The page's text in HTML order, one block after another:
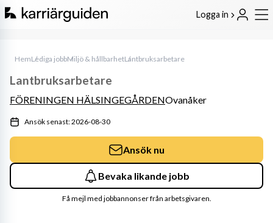
Logga in
HemLediga jobbMiljö & hållbarhetLantbruksarbetare
Lantbruksarbetare
FÖRENINGEN HÄLSINGEGÅRDENOvanåker
Ansök senast: 2026-08-30
Ansök nu
Bevaka likande jobb
Få mejl med jobbannonser från arbetsgivaren.